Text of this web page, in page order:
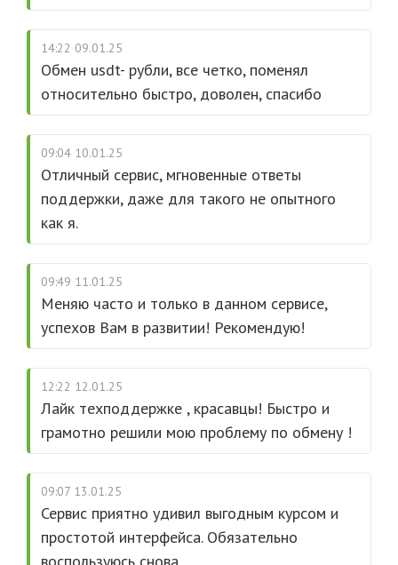
14:22 09.01.25
Обмен usdt- рубли, все четко, поменял
относительно быстро, доволен, спасибо
09:04 10.01.25
Отличный сервис, мгновенные ответы
поддержки, даже для такого не опытного
как я.
09:49 11.01.25
Меняю часто и только в данном сервисе,
успехов Вам в развитии! Рекомендую!
12:22 12.01.25
Лайк техподдержке , красавцы! Быстро и
грамотно решили мою проблему по обмену !
09:07 13.01.25
Сервис приятно удивил выгодным курсом и
простотой интерфейса. Обязательно